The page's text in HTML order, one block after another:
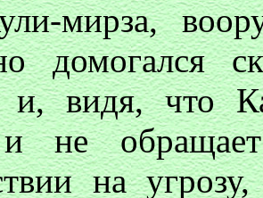
мирза,
домогался
и, видя, что
и не
на